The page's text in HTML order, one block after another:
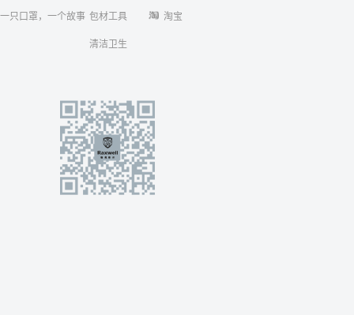
一只口罩，一个故事 包材工具
清洁卫生
淘宝